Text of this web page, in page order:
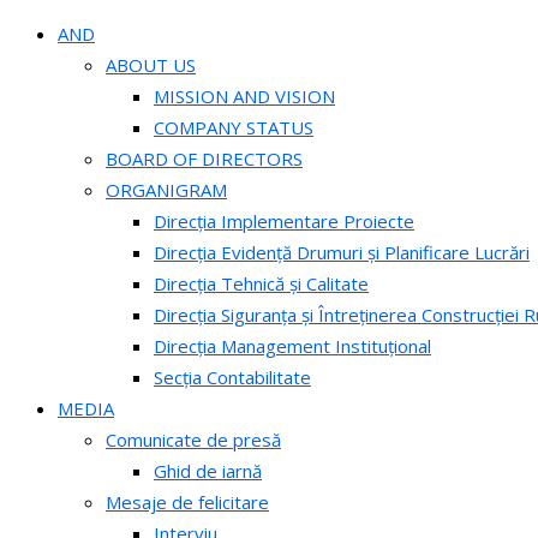
AND
ABOUT US
MISSION AND VISION
COMPANY STATUS
BOARD OF DIRECTORS
ORGANIGRAM
Direcția Implementare Proiecte
Direcția Evidență Drumuri și Planificare Lucrări
Direcția Tehnică și Calitate
Direcția Siguranța și Întreținerea Construcției
Direcția Management Instituțional
Secția Contabilitate
MEDIA
Comunicate de presă
Ghid de iarnă
Mesaje de felicitare
Interviu